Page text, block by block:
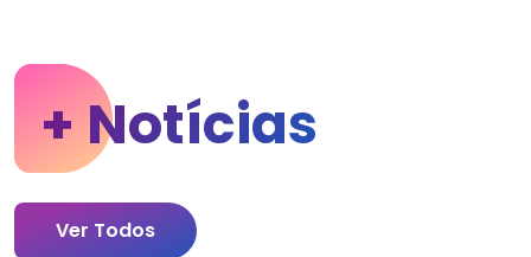
+ Notícias
Ver Todos